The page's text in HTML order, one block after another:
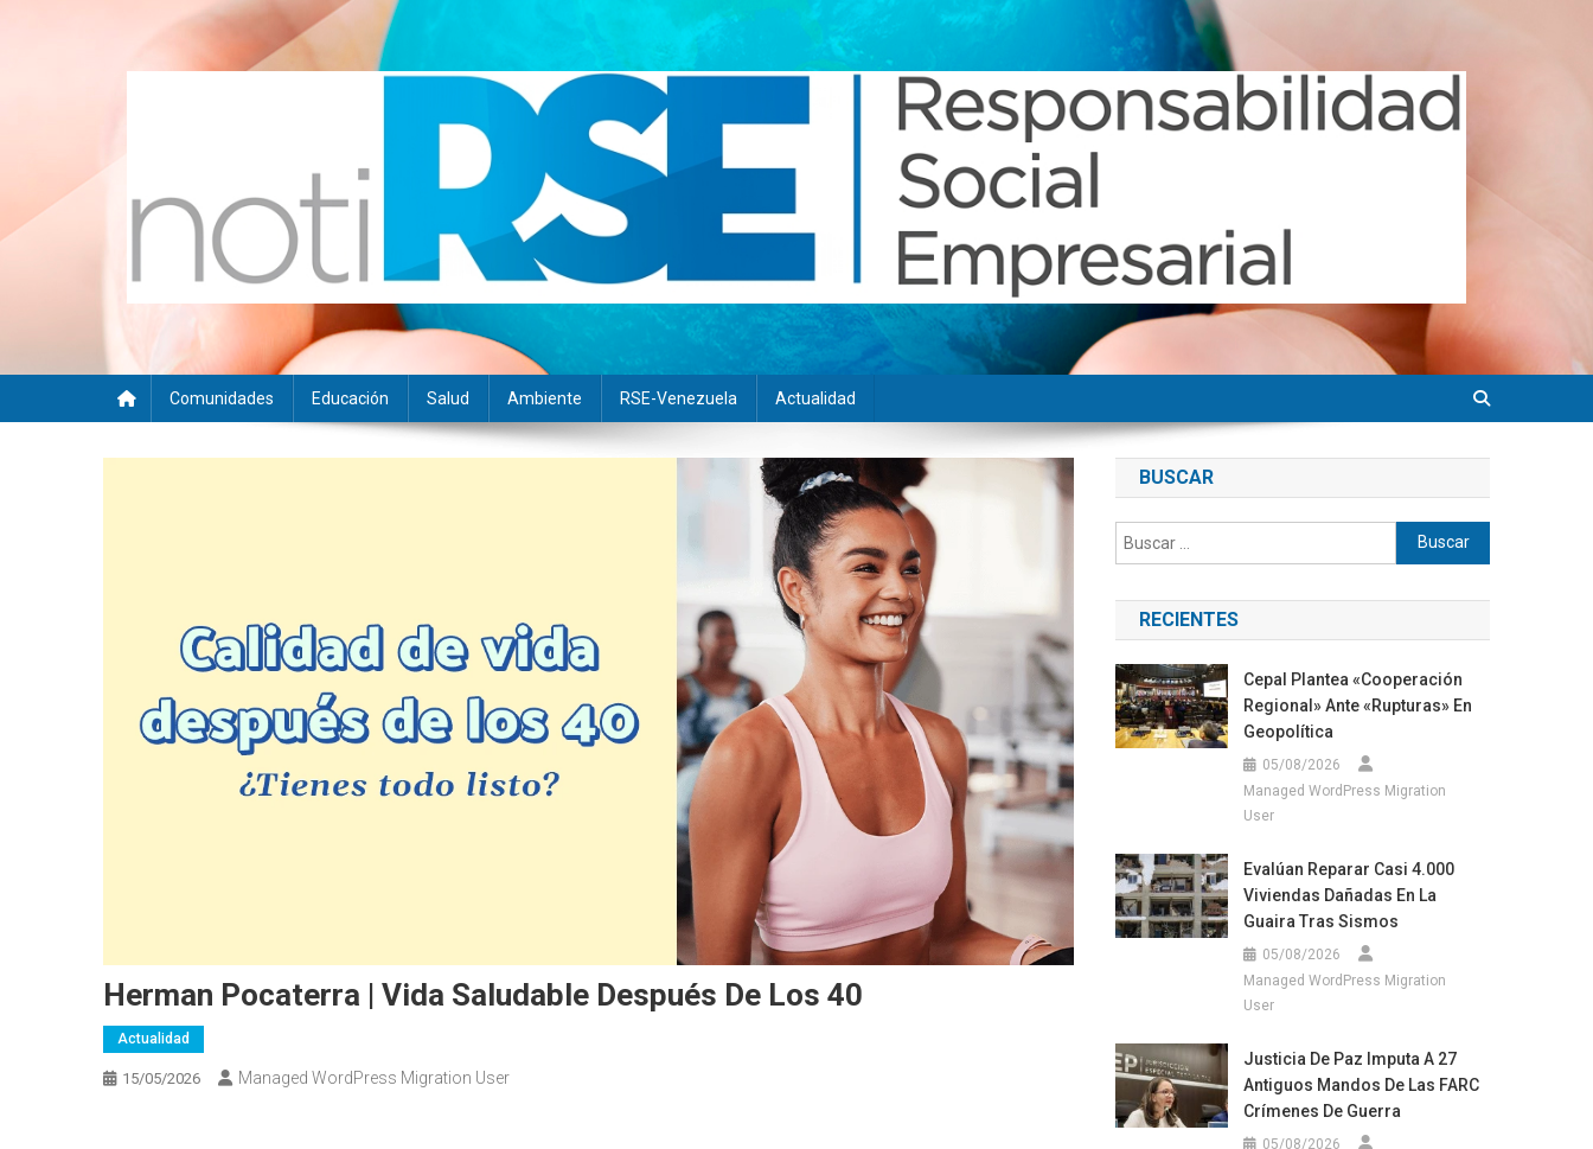
Noti RSE
Noticias con sentido responsable
Comunidades Educación Salud Ambiente RSE-Venezuela Actualidad
Herman Pocaterra | Vida Saludable Después De Los 40
Actualidad
15/05/2026 Managed WordPress Migration User
BUSCAR
Buscar:
RECIENTES
Cepal Plantea «cooperación
Regional» Ante «rupturas» En
Geopolítica
05/08/2026
Managed WordPress Migration
User
Evalúan Reparar Casi 4.000
Viviendas Dañadas En La
Guaira Tras Sismos
05/08/2026
Managed WordPress Migration
User
Justicia De Paz Imputa A 27
Antiguos Mandos De Las FARC
Crímenes De Guerra
05/08/2026